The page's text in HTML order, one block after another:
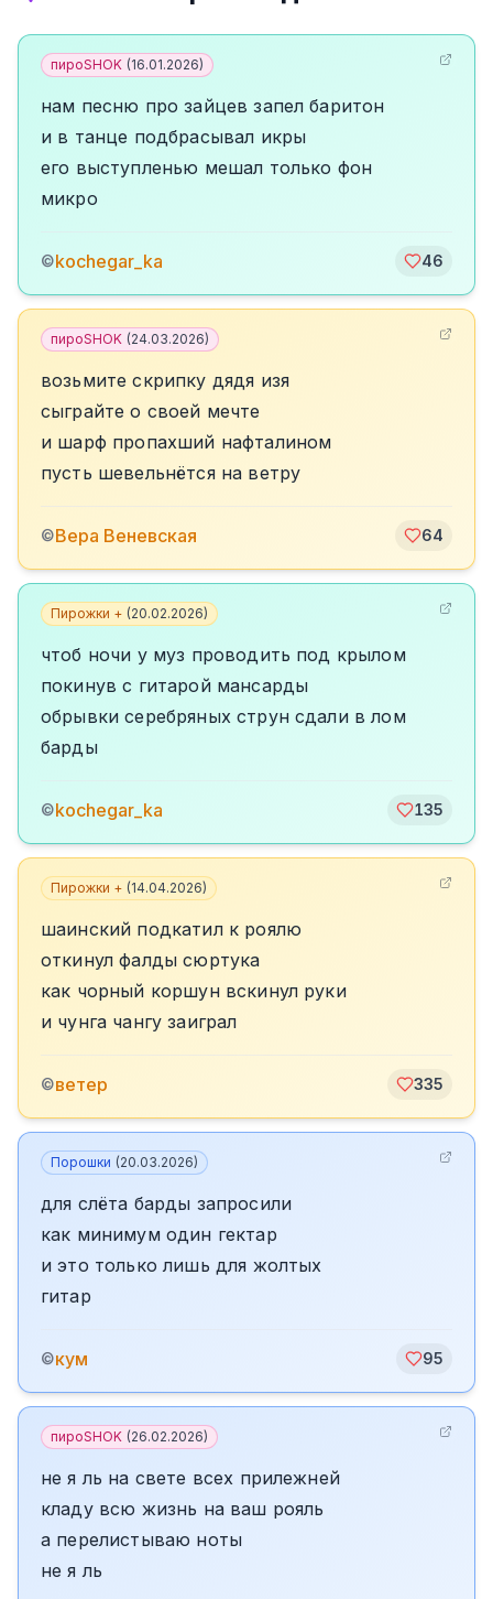
пироSHOK (16.01.2026)
нам песню про зайцев запел баритон
и в танце подбрасывал икры
его выступленью мешал только фон
микро
©kochegar_ka 46
пироSHOK (24.03.2026)
возьмите скрипку дядя изя
сыграйте о своей мечте
и шарф пропахший нафталином
пусть шевельнётся на ветру
©Вера Веневская 64
Пирожки + (20.02.2026)
чтоб ночи у муз проводить под крылом
покинув с гитарой мансарды
обрывки серебряных струн сдали в лом
барды
©kochegar_ka 135
Пирожки + (14.04.2026)
шаинский подкатил к роялю
откинул фалды сюртука
как чорный коршун вскинул руки
и чунга чангу заиграл
©ветер 335
Порошки (20.03.2026)
для слëта барды запросили
как минимум один гектар
и это только лишь для жолтых
гитар
©кум 95
пироSHOK (26.02.2026)
не я ль на свете всех прилежней
кладу всю жизнь на ваш рояль
а перелистываю ноты
не я ль